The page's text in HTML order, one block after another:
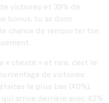
victoires et 39% de
bonus, tu as donc
chance de remporter ton
cheaté » et rare, c’est le
de victoires
le plus bas (40%).
qui arrive derrière avec 42%